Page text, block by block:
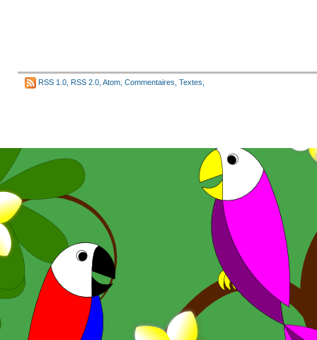
RSS 1.0 RSS 2.0 Atom Commentaires Textes